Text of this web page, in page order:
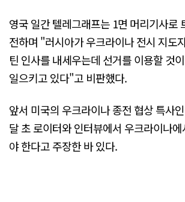
영국 일간 텔레그래프는 1면 머리기사로
전하며 "러시아가 우크라이나 전시 지도
틴 인사를 내세우는데 선거를 이용할 것
일으키고 있다"고 비판했다.
앞서 미국의 우크라이나 종전 협상 특사
달 초 로이터와 인터뷰에서 우크라이나
야 한다고 주장한 바 있다.